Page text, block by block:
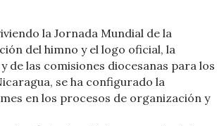
la Jornada Mundial de la
del himno y el logo oficial, la
las comisiones diocesanas para los
se ha configurado la
en los procesos de organización y